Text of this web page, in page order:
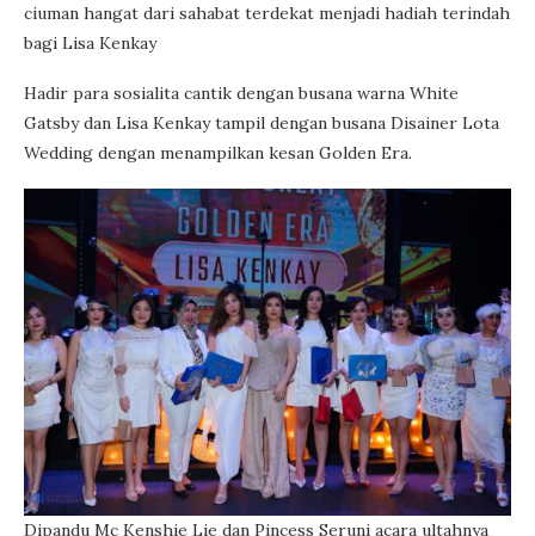
ciuman hangat dari sahabat terdekat menjadi hadiah terindah
bagi Lisa Kenkay
Hadir para sosialita cantik dengan busana warna White
Gatsby dan Lisa Kenkay tampil dengan busana Disainer Lota
Wedding dengan menampilkan kesan Golden Era.
Dipandu Mc Kenshie Lie dan Pincess Seruni acara ultahnya